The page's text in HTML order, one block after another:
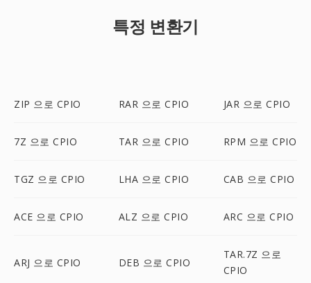
특정 변환기
ZIP 으로 CPIO RAR 으로 CPIO JAR 으로 CPIO
7Z 으로 CPIO TAR 으로 CPIO RPM 으로 CPIO
TGZ 으로 CPIO LHA 으로 CPIO CAB 으로 CPIO
ACE 으로 CPIO ALZ 으로 CPIO ARC 으로 CPIO
ARJ 으로 CPIO DEB 으로 CPIO
TAR.7Z 으로
CPIO